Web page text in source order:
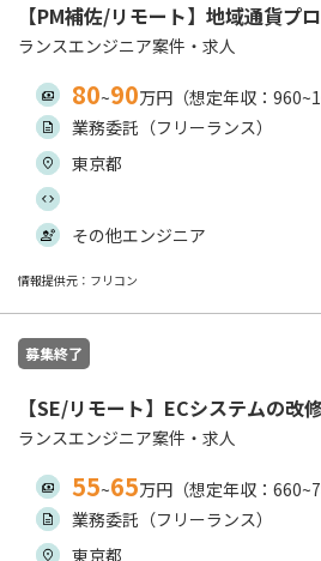
【PM補佐/リモート】地域通貨プ
ランスエンジニア案件・求人
80~90万円（想定年収：
業務委託（フリーランス）
東京都
その他エンジニア
情報提供元：フリコン
募集終了
【SE/リモート】ECシステムの改
ランスエンジニア案件・求人
55~65万円（想定年収：
業務委託（フリーランス）
東京都